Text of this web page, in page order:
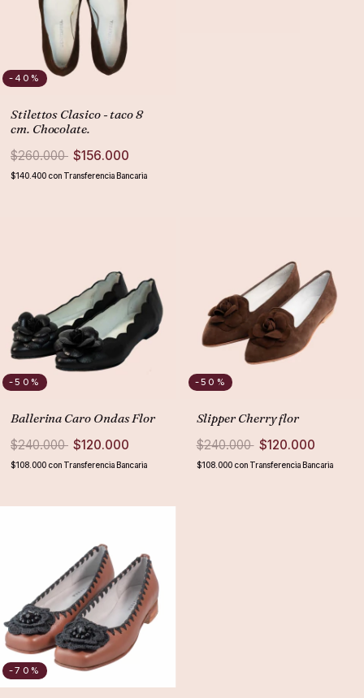
-40 %
Stilettos Clasico - taco 8
cm. Chocolate.
$260.000 $156.000
$140.400 con Transferencia Bancaria
-50 %
Ballerina Caro Ondas Flor
$240.000 $120.000
$108.000 con Transferencia Bancaria
-50 %
Slipper Cherry flor
$240.000 $120.000
$108.000 con Transferencia Bancaria
-70 %